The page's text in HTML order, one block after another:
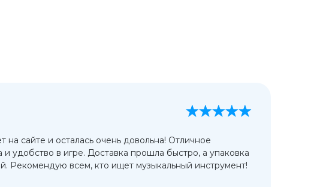
на сайте и осталась очень довольна! Отличное
и удобство в игре. Доставка прошла быстро, а упаковка
Рекомендую всем, кто ищет музыкальный инструмент!